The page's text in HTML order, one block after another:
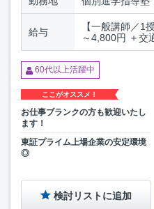
給与
【一般講師／1
～4,800円 ＋交
60代以上活躍中
ここがオススメ！
お仕事ブランクの方も歓迎いたし
ます！
東証プライム上場企業の安定環境
◎
検討リストに追加